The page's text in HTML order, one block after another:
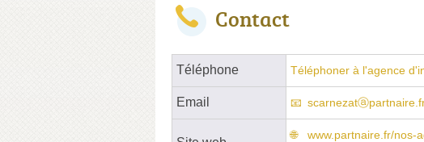
Contact
Téléphone Téléphoner à l'agence
Email
www.partnaire.fr/nos-